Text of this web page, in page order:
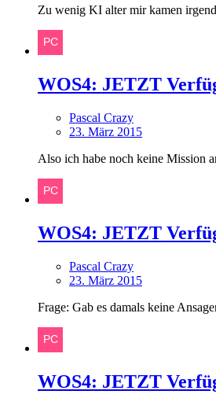
Zu wenig KI alter mir kamen
WOS4: JETZT
Pascal Crazy
23. März 2015
Also ich habe noch keine Mission
WOS4: JETZT
Pascal Crazy
23. März 2015
Frage: Gab es damals keine
WOS4: JETZT